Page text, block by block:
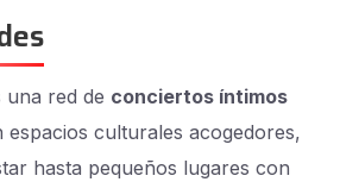
una red de conciertos íntimos
espacios culturales acogedores,
hasta pequeños lugares con